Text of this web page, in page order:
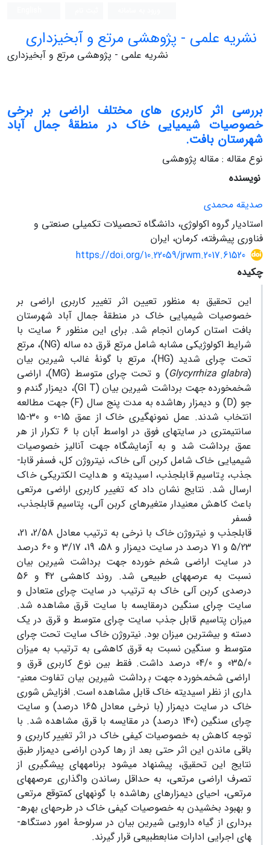
نشریه علمی - پژوهشی مرتع و آبخیزداری
نشریه علمی - پژوهشی مرتع و آبخیزداری
بررسی اثر کاربری های مختلف اراضی بر برخی
خصوصیات شیمیایی خاک در منطقۀ جمال آباد
شهرستان بافت.
نوع مقاله : مقاله پژوهشی
نویسنده
صدیقه محمدی
استادیار گروه اکولوژی، دانشگاه تحصیلات تکمیلی صنعتی و
فناوری پیشرفته، کرمان، ایران
https://doi.org/10.22059/jrwm.2017.61520
چکیده
این تحقیق به منظور تعیین اثر تغییر کاربری اراضی بر
خصوصیات شیمیایی خاک در منطقۀ جمال آباد شهرستان
بافت استان کرمان انجام شد. برای این منظور 6 سایت با
شرایط اکولوژیکی مشابه شامل مرتع قرق ده ساله (NG)، مرتع
تحت چرای شدید (HG)، مرتع با گونۀ غالب شیرین بیان
(
Glycyrrhiza glabra
) و تحت چرای متوسط (MG)، اراضی
شخم­خورده جهت برداشت شیرین بیان (Gl T)، دیمزار گندم و
جو (D) و دیمزار رها­شده به مدت پنج سال (F) جهت مطالعه
انتخاب شدند. عمل نمونه­گیری خاک از عمق 15-0 و 30-15
سانتی­متری در سایت­های فوق در اواسط آبان با 6 تکرار از هر
عمق برداشت شد و به آزمایشگاه جهت آنالیز خصوصیات
شیمیایی خاک شامل کربن آلی خاک، نیتروژن کل، فسفر قابل­
جذب، پتاسیم قابل­جذب، اسیدیته و هدایت الکتریکی خاک
ارسال شد. نتایج نشان داد که تغییر کاربری اراضی مرتعی
باعث کاهش معنی­دار متغیرهای کربن آلی، پتاسیم قابل­جذب،
فسفر
قابل­جذب و نیتروژن خاک با نرخی به ترتیب معادل 2/58، 21،
5/23 و 71 درصد در سایت دیمزار و 58، 19، 3/17 و 60 درصد
در سایت اراضی شخم خورده جهت برداشت شیرین بیان
نسبت به عرصه­های طبیعی شد. روند کاهشی 42 و 56
درصدی کربن آلی خاک به ترتیب در سایت چرای متعادل و
سایت چرای سنگین درمقایسه با سایت قرق مشاهده شد.
میزان پتاسیم قابل جذب سایت چرای متوسط و قرق در یک
دسته و بیشترین میزان بود. نیتروژن خاک سایت تحت چرای
متوسط و سنگین نسبت به قرق کاهشی به ترتیب به میزان
035/0 و 04/0 درصد داشت. فقط بین نوع کاربری قرق و
اراضی شخم­خورده جهت برداشت شیرین بیان تفاوت معنی­
داری از نظر اسیدیته خاک قابل مشاهده است. افزایش شوری
خاک در سایت دیمزار (با نرخی معادل 165 درصد) و سایت
چرای سنگین (140 درصد) در مقایسه با قرق مشاهده شد. با
توجه کاهش به خصوصیات کیفی خاک در اثر تغییر کاربری و
باقی ماندن این اثر حتی بعد از رها کردن اراضی دیمزار طبق
نتایج این تحقیق، پیشنهاد می­شود برنامه­های پیشگیری از
تصرف اراضی مرتعی، به حداقل رساندن واگذاری عرصه­های
مرتعی، احیای دیمزارهای رها­شده با گونه­های کم­توقع مرتعی
و بهبود بخشیدن به خصوصیات کیفی خاک در طرح­های بهره­
برداری از گیاه دارویی شیرین بیان در سرلوحۀ امور دستگاه­
های اجرایی ادارات منابع­طبیعی قرار گیرند.